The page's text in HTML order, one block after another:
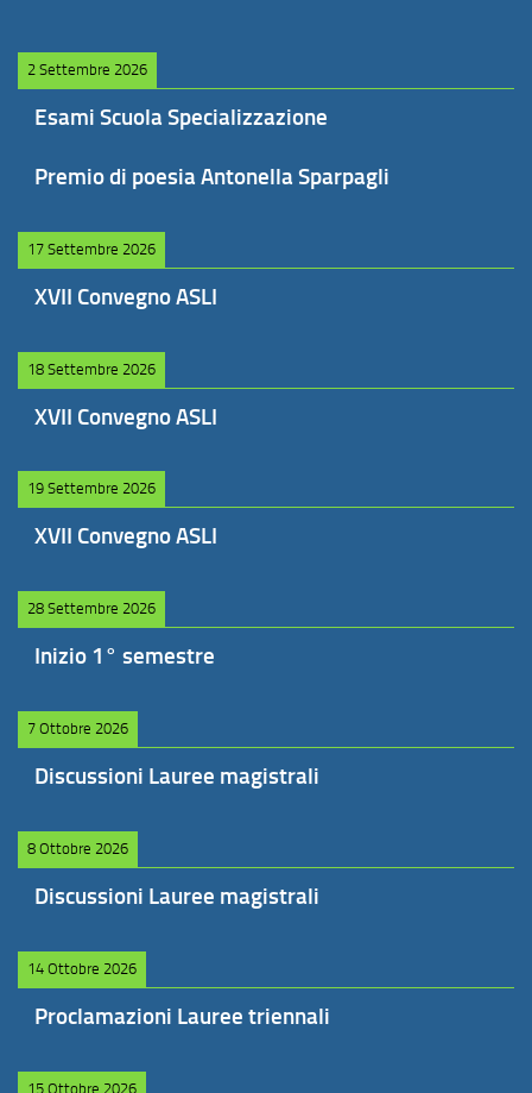
2 Settembre 2026
Esami Scuola Specializzazione
Premio di poesia Antonella Sparpagli
17 Settembre 2026
XVII Convegno ASLI
18 Settembre 2026
XVII Convegno ASLI
19 Settembre 2026
XVII Convegno ASLI
28 Settembre 2026
Inizio 1° semestre
7 Ottobre 2026
Discussioni Lauree magistrali
8 Ottobre 2026
Discussioni Lauree magistrali
14 Ottobre 2026
Proclamazioni Lauree triennali
15 Ottobre 2026